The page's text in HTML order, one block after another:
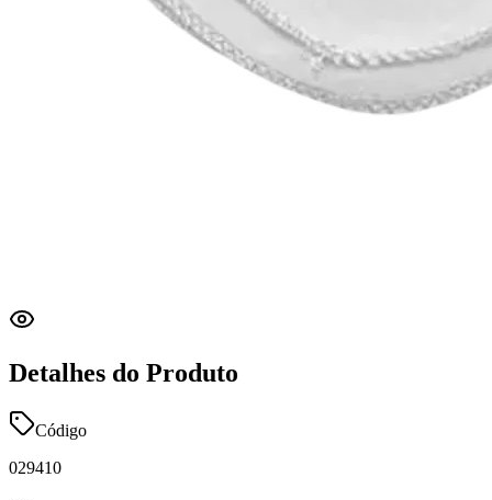
Detalhes do Produto
Código
029410